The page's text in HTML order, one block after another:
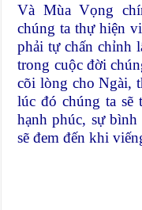
Và Mùa Vọng
chúng ta thự hiện
phải tự chấn chỉnh
trong cuộc đời
cõi lòng cho Ngài,
lúc đó chúng ta sẽ
hạnh phúc, sự
sẽ đem đến khi